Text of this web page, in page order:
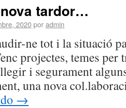
tardor…
2020poradmin
ne tot i la situació
projectes, temes per
i segurament
una nova
→